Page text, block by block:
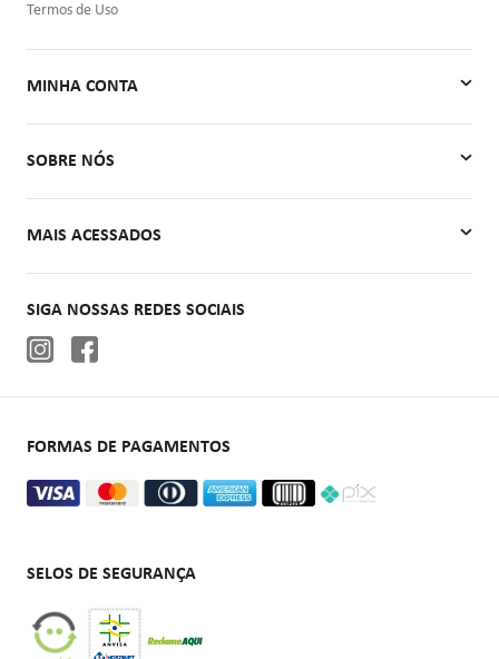
Termos de Uso
MINHA CONTA
SOBRE NÓS
MAIS ACESSADOS
Cadeiras de rodas
SIGA NOSSAS REDES SOCIAIS
FORMAS DE PAGAMENTOS
SELOS DE SEGURANÇA